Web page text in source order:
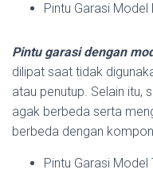
Pintu Garasi Model
Pintu garasi dengan
dilipat saat tidak
atau penutup. Selain itu,
agak berbeda serta
berbeda dengan
Pintu Garasi Model